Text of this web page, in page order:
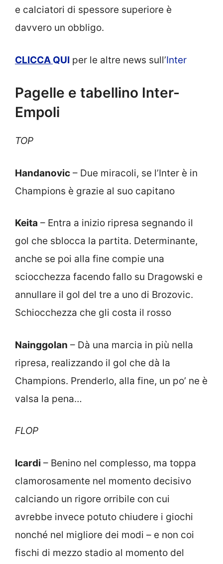
e calciatori di spessore superiore è
davvero un obbligo.
CLICCA QUI per le altre news sull’Inter
Pagelle e tabellino Inter-
Empoli
TOP
Handanovic – Due miracoli, se l’Inter è in
Champions è grazie al suo capitano
Keita – Entra a inizio ripresa segnando il
gol che sblocca la partita. Determinante,
anche se poi alla fine compie una
sciocchezza facendo fallo su Dragowski e
annullare il gol del tre a uno di Brozovic.
Schiocchezza che gli costa il rosso
Nainggolan – Dà una marcia in più nella
ripresa, realizzando il gol che dà la
Champions. Prenderlo, alla fine, un po’ ne è
valsa la pena…
FLOP
Icardi – Benino nel complesso, ma toppa
clamorosamente nel momento decisivo
calciando un rigore orribile con cui
avrebbe invece potuto chiudere i giochi
nonché nel migliore dei modi – e non coi
fischi di mezzo stadio al momento del